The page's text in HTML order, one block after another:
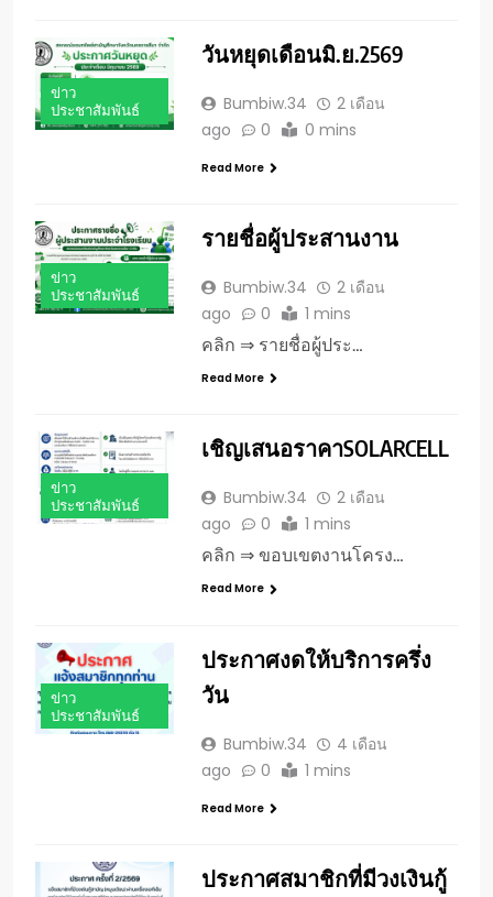
ข่าว
ประชาสัมพันธ์
วันหยุดเดือนมิ.ย.2569
Bumbiw.34
2 เดือน
ago
0 0 mins
Read More
ข่าว
ประชาสัมพันธ์
รายชื่อผู้ประสานงาน
Bumbiw.34
2 เดือน
ago
0 1 mins
คลิก ⇒ รายชื่อผู้ประ…
Read More
ข่าว
ประชาสัมพันธ์
เชิญเสนอราคาSOLARCELL
Bumbiw.34
2 เดือน
ago
0 1 mins
คลิก ⇒ ขอบเขตงานโครง…
Read More
ข่าว
ประชาสัมพันธ์
ประกาศงดให้บริการครึ่ง
วัน
Bumbiw.34
4 เดือน
ago
0 1 mins
Read More
ประกาศสมาชิกที่มีวงเงินกู้